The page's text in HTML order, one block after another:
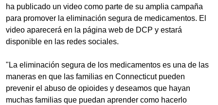
ha publicado un video como parte de su amplia campaña
para promover la eliminación segura de medicamentos. El
video aparecerá en la página web de DCP y estará
disponible en las redes sociales.
"La eliminación segura de los medicamentos es una de las
maneras en que las familias en Connecticut pueden
prevenir el abuso de opioides y deseamos que hayan
muchas familias que puedan aprender como hacerlo